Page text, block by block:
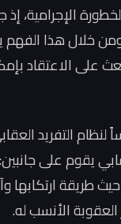
الإجرامية، إذ
خلال هذا
على الاعتقاد
لنظام التفريد
يقوم على
طريقة ارتكابها
الأنسب له.